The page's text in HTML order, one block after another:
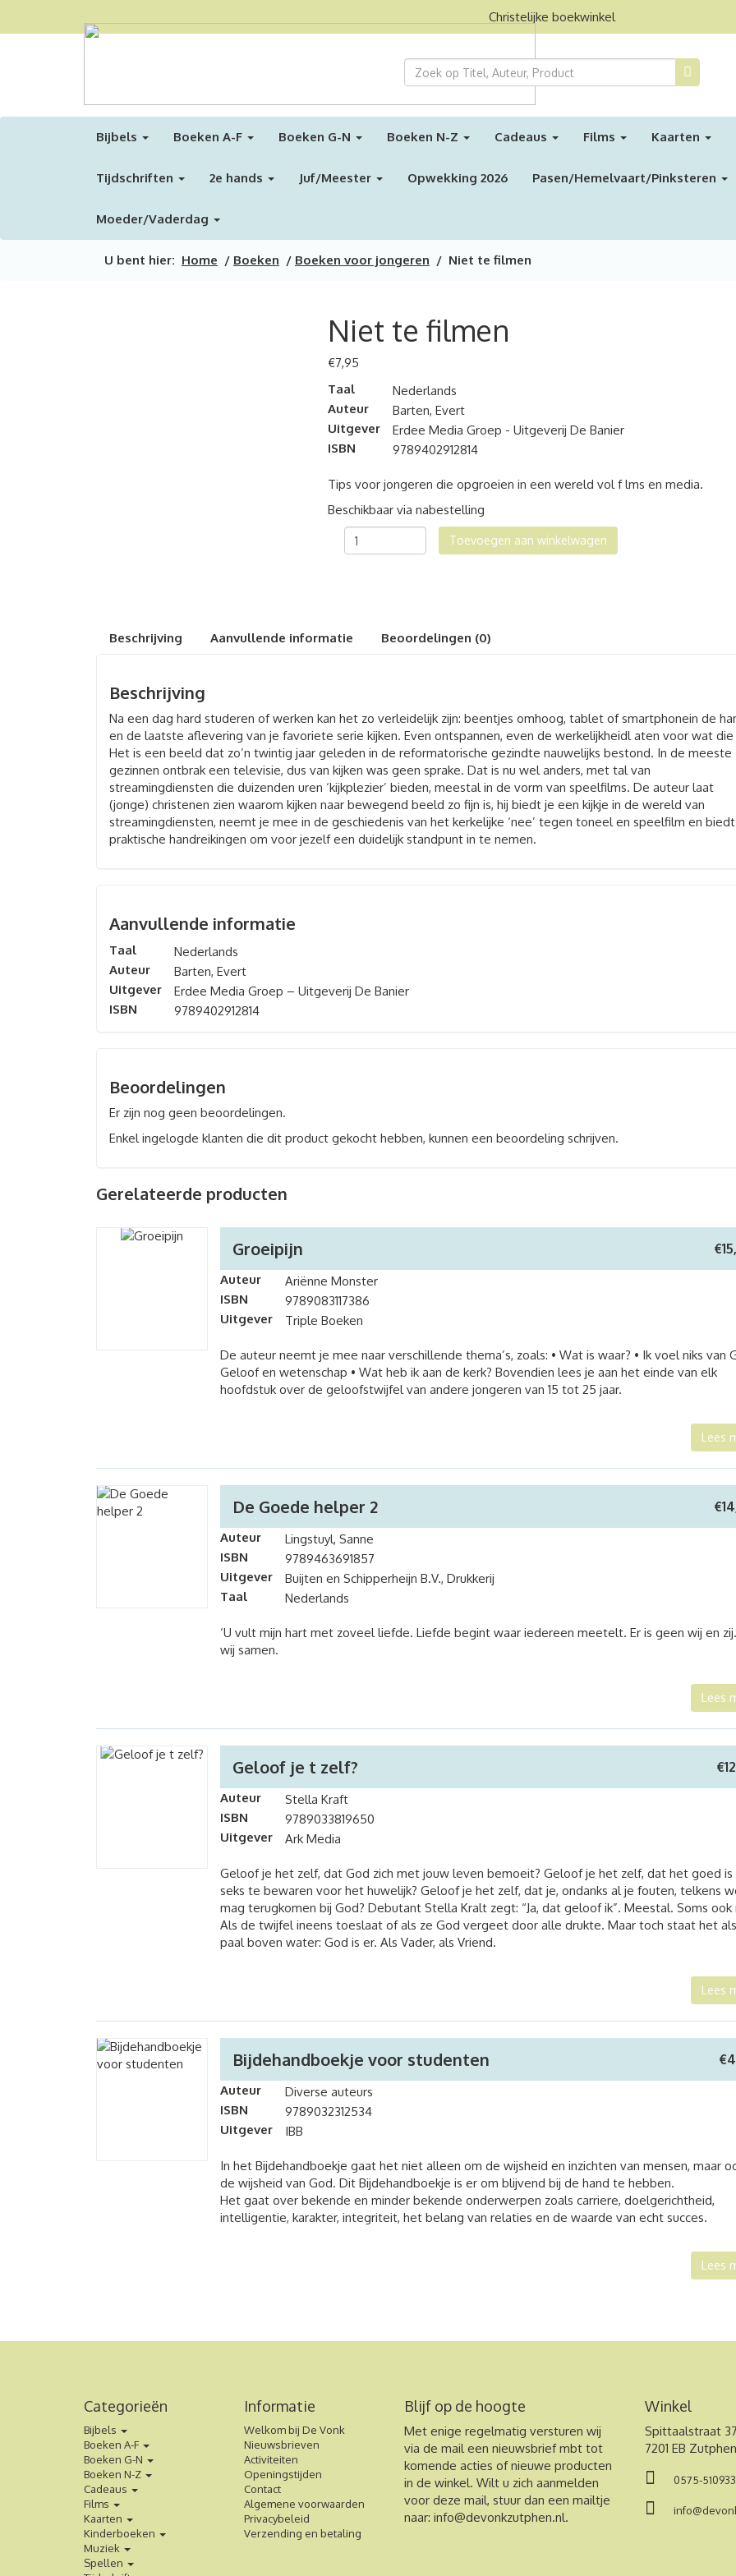
Christelijke boekwinkel
Bijbels Boeken A-F Boeken G-N Boeken N-Z Cadeaus Films Kaarten
Tijdschriften 2e hands Juf/Meester Opwekking 2026 Pasen/Hemelvaart/Pinksteren
Moeder/Vaderdag
U bent hier: Home / Boeken / Boeken voor jongeren / Niet te filmen
Niet te filmen
€7,95
Taal
Nederlands
Auteur
Barten, Evert
Uitgever
Erdee Media Groep - Uitgeverij De Banier
ISBN
9789402912814
Tips voor jongeren die opgroeien in een wereld vol f lms en media.
Beschikbaar via nabestelling
Niet
Toevoegen aan winkelwagen
Beschrijving Aanvullende informatie Beoordelingen (0)
Beschrijving
Na een dag hard studeren of werken kan het zo verleidelijk zijn: beentjes omhoog, tablet of smartphonein de
en de laatste aflevering van je favoriete serie kijken. Even ontspannen, even de werkelijkheidl aten voor wat die
Het is een beeld dat zo’n twintig jaar geleden in de reformatorische gezindte nauwelijks bestond. In de meeste
gezinnen ontbrak een televisie, dus van kijken was geen sprake. Dat is nu wel anders, met tal van
streamingdiensten die duizenden uren ‘kijkplezier’ bieden, meestal in de vorm van speelfilms. De auteur laat
(jonge) christenen zien waarom kijken naar bewegend beeld zo fijn is, hij biedt je een kijkje in de wereld van
streamingdiensten, neemt je mee in de geschiedenis van het kerkelijke ‘nee’ tegen toneel en speelfilm en
praktische handreikingen om voor jezelf een duidelijk standpunt in te nemen.
Aanvullende informatie
Taal
Nederlands
Auteur
Barten, Evert
Uitgever
Erdee Media Groep – Uitgeverij De Banier
ISBN
9789402912814
Beoordelingen
Er zijn nog geen beoordelingen.
Enkel ingelogde klanten die dit product gekocht hebben, kunnen een beoordeling schrijven.
Gerelateerde producten
Groeipijn €
Auteur
Ariënne Monster
ISBN
9789083117386
Uitgever
Triple Boeken
De auteur neemt je mee naar verschillende thema’s, zoals: • Wat is waar? • Ik voel niks van
Geloof en wetenschap • Wat heb ik aan de kerk? Bovendien lees je aan het einde van elk
hoofdstuk over de geloofstwijfel van andere jongeren van 15 tot 25 jaar.
Lees
De Goede helper 2 €
Auteur
Lingstuyl, Sanne
ISBN
9789463691857
Uitgever
Buijten en Schipperheijn B.V., Drukkerij
Taal
Nederlands
‘U vult mijn hart met zoveel liefde. Liefde begint waar iedereen meetelt. Er is geen wij en
wij samen.
Lees
Geloof je t zelf? €
Auteur
Stella Kraft
ISBN
9789033819650
Uitgever
Ark Media
Geloof je het zelf, dat God zich met jouw leven bemoeit? Geloof je het zelf, dat het goed is
seks te bewaren voor het huwelijk? Geloof je het zelf, dat je, ondanks al je fouten, telkens
mag terugkomen bij God? Debutant Stella Kralt zegt: “Ja, dat geloof ik”. Meestal. Soms ook
Als de twijfel ineens toeslaat of als ze God vergeet door alle drukte. Maar toch staat het
paal boven water: God is er. Als Vader, als Vriend.
Lees
Bijdehandboekje voor studenten €
Auteur
Diverse auteurs
ISBN
9789032312534
Uitgever
IBB
In het Bijdehandboekje gaat het niet alleen om de wijsheid en inzichten van mensen, maar
de wijsheid van God. Dit Bijdehandboekje is er om blijvend bij de hand te hebben.
Het gaat over bekende en minder bekende onderwerpen zoals carriere, doelgerichtheid,
intelligentie, karakter, integriteit, het belang van relaties en de waarde van echt succes.
Lees
Categorieën
Bijbels
Boeken A-F
Boeken G-N
Boeken N-Z
Cadeaus
Films
Kaarten
Kinderboeken
Muziek
Spellen
Informatie
Welkom bij De Vonk
Nieuwsbrieven
Activiteiten
Openingstijden
Contact
Algemene voorwaarden
Privacybeleid
Verzending en betaling
Blijf op de hoogte
Met enige regelmatig versturen wij
via de mail een nieuwsbrief mbt tot
komende acties of nieuwe producten
in de winkel. Wilt u zich aanmelden
voor deze mail, stuur dan een mailtje
naar: info@devonkzutphen.nl.
Winkel
Spittaalstraat
7201 EB Zutphen
0575-510933